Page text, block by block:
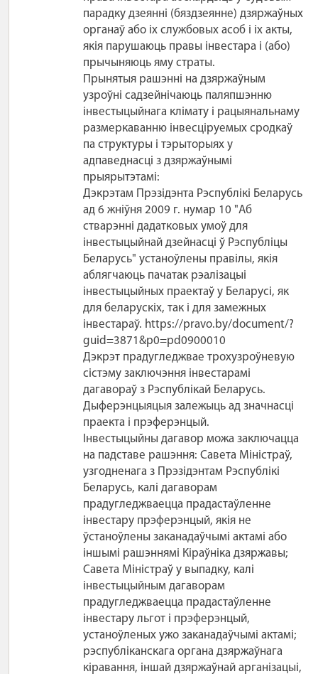
парадку дзеянні (бяздзеянне) дзяржаўных
органаў або іх службовых асоб і іх акты,
якія парушаюць правы інвестара і (або)
прычыняюць яму страты.
Прынятыя рашэнні на дзяржаўным
узроўні садзейнічаюць паляпшэнню
інвестыцыйнага клімату і рацыянальнаму
размеркаванню інвесціруемых сродкаў
па структуры і тэрыторыях у
адпаведнасці з дзяржаўнымі
прыярытэтамі:
Дэкрэтам Прэзідэнта Рэспублікі Беларусь
ад 6 жніўня 2009 г. нумар 10 "Аб
стварэнні дадатковых умоў для
інвестыцыйнай дзейнасці ў Рэспубліцы
Беларусь" устаноўлены правілы, якія
аблягчаюць пачатак рэалізацыі
інвестыцыйных праектаў у Беларусі, як
для беларускіх, так і для замежных
інвестараў. https://pravo.by/document/?
guid=3871&p0=pd0900010
Дэкрэт прадугледжвае трохузроўневую
сістэму заключэння інвестарамі
дагавораў з Рэспублікай Беларусь.
Дыферэнцыяцыя залежыць ад значнасці
праекта і прэферэнцый.
Інвестыцыйны дагавор можа заключацца
на падставе рашэння: Савета Міністраў,
узгодненага з Прэзідэнтам Рэспублікі
Беларусь, калі дагаворам
прадугледжваецца прадастаўленне
інвестару прэферэнцый, якія не
ўстаноўлены заканадаўчымі актамі або
іншымі рашэннямі Кіраўніка дзяржавы;
Савета Міністраў у выпадку, калі
інвестыцыйным дагаворам
прадугледжваецца прадастаўленне
інвестару льгот і прэферэнцый,
устаноўленых ужо заканадаўчымі актамі;
рэспубліканскага органа дзяржаўнага
кіравання, іншай дзяржаўнай арганізацыі,